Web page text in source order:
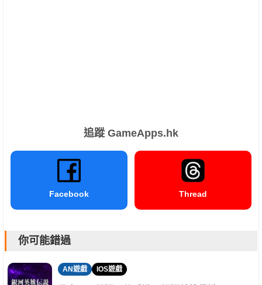
追蹤 GameApps.hk
Facebook Thread
你可能錯過
AN遊戲 IOS遊戲